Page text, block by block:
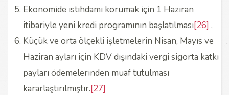
Ekonomide istihdamı korumak için 1 Haziran
itibariyle yeni kredi programının başlatılması[26] ,
Küçük ve orta ölçekli işletmelerin Nisan, Mayıs ve
Haziran ayları için KDV dışındaki vergi sigorta katkı
payları ödemelerinden muaf tutulması
kararlaştırılmıştır.[27]